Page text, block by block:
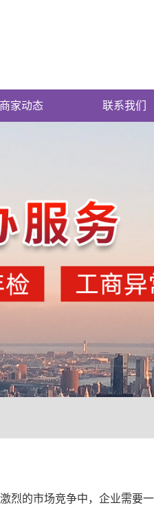
商家动态 联系我们
烈的市场竞争中，企业需要